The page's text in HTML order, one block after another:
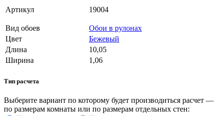
Артикул 19004
Вид обоев
Обои в рулонах
Цвет
Бежевый
Длина
10,05
Ширина
1,06
Тип расчета
Выберите вариант по которому будет производиться расчет —
по размерам комнаты или по размерам отдельных стен: